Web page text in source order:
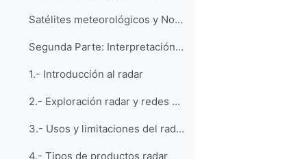
Satélites meteorológicos y Nowcasting
Segunda Parte: Interpretación práctica de radar y ...
1.- Introducción al radar
2.- Exploración radar y redes de radares
3.- Usos y limitaciones del radar
4.- Tipos de productos radar